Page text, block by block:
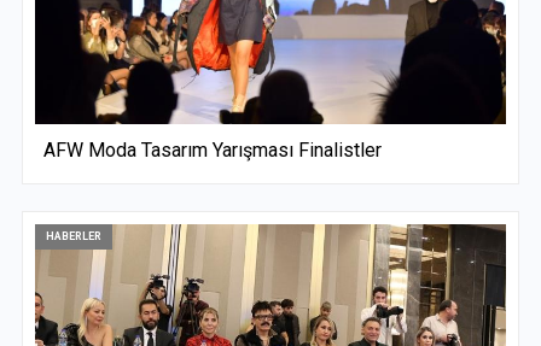
AFW Moda Tasarım Yarışması Finalistler
HABERLER